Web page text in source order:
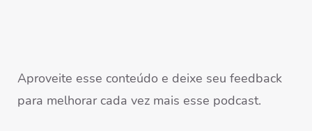
Aproveite esse conteúdo e deixe seu feedback
para melhorar cada vez mais esse podcast.